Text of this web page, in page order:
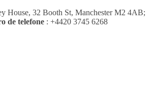
House, 32 Booth St, Manchester M2 4AB;
de telefone: +4420 3745 6268